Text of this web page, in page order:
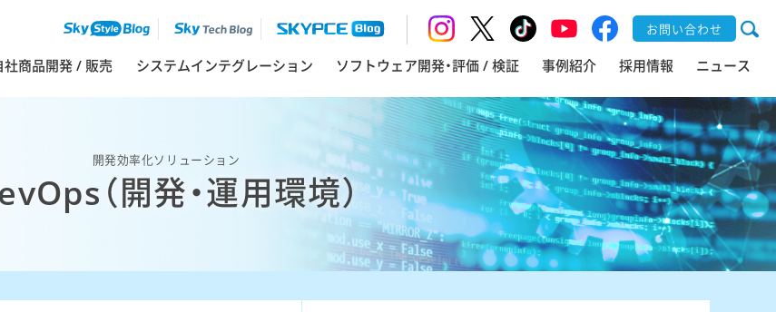
お問い合わせ
社商品開発 / 販売 システムインテグレーション ソフトウェア開発・評価 / 検証 事例紹介 採用情報 ニュース
開発効率化ソリューション
（開発・運用環境）